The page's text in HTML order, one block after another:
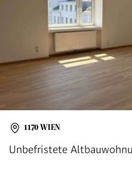
1170 WIEN
Unbefristete